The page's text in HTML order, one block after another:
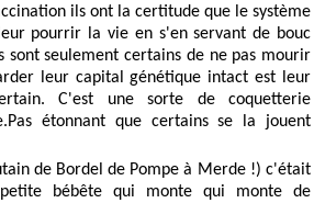
ils ont la certitude que le système
pourrir la vie en s'en servant de bouc
sont seulement certains de ne pas mourir
leur capital génétique intact est leur
C'est une sorte de coquetterie
étonnant que certains se la jouent
de Bordel de Pompe à Merde !) c'était
bébête qui monte qui monte de